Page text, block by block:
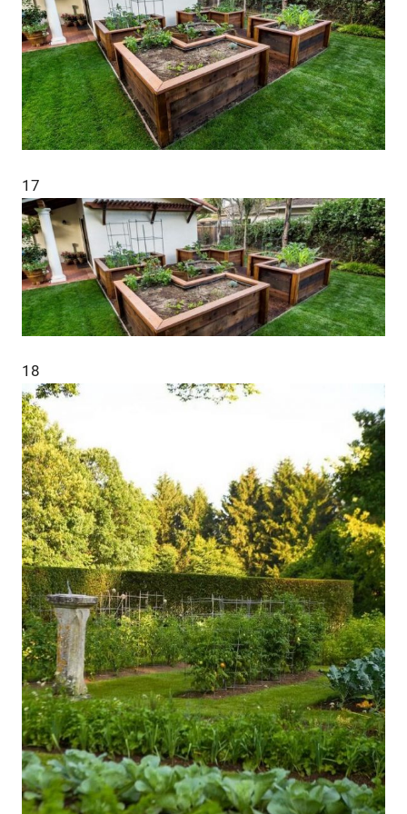
17
18